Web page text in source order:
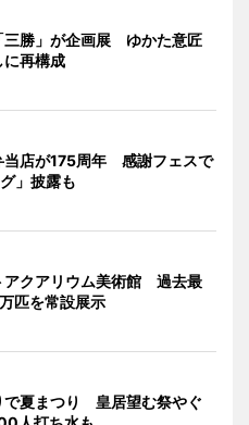
三勝」が企画展 ゆかた意匠
に再構成
当店が175周年 感謝フェスで
」披露も
アクアリウム美術館 過去最
匹を常設展示
で夏まつり 皇居望む祭やぐ